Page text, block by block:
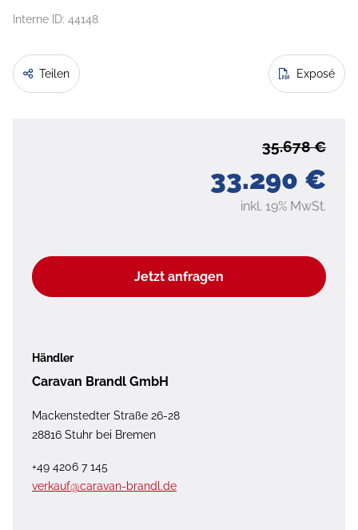
Interne ID: 44148
Teilen Exposé
33.290 €
35.678 €
inkl. 19% MwSt.
Jetzt anfragen
Händler
Caravan Brandl GmbH
Mackenstedter Straße 26-28
28816 Stuhr bei Bremen
+49 4206 7 145
verkauf@caravan-brandl.de